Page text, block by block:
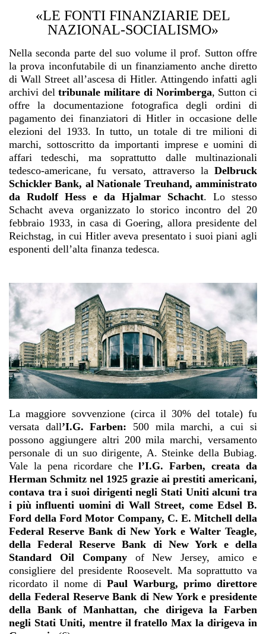
«LE FONTI FINANZIARIE DEL
NAZIONAL-SOCIALISMO»
Nella seconda parte del suo volume il prof. Sutton offre
la prova inconfutabile di un finanziamento anche diretto
di Wall Street all’ascesa di Hitler. Attingendo infatti agli
archivi del tribunale militare di Norimberga, Sutton ci
offre la documentazione fotografica degli ordini di
pagamento dei finanziatori di Hitler in occasione delle
elezioni del 1933. In tutto, un totale di tre milioni di
marchi, sottoscritto da importanti imprese e uomini di
affari tedeschi, ma soprattutto dalle multinazionali
tedesco-americane, fu versato, attraverso la Delbruck
Schickler Bank, al Nationale Treuhand, amministrato
da Rudolf Hess e da Hjalmar Schacht. Lo stesso
Schacht aveva organizzato lo storico incontro del 20
febbraio 1933, in casa di Goering, allora presidente del
Reichstag, in cui Hitler aveva presentato i suoi piani agli
esponenti dell’alta finanza tedesca.
La maggiore sovvenzione (circa il 30% del totale) fu
versata dall’I.G. Farben: 500 mila marchi, a cui si
possono aggiungere altri 200 mila marchi, versamento
personale di un suo dirigente, A. Steinke della Bubiag.
Vale la pena ricordare chel’I.G. Farben, creata da
Herman Schmitz nel 1925 grazie ai prestiti americani,
contava tra i suoi dirigenti negli Stati Uniti alcuni tra
i più influenti uomini di Wall Street, come Edsel B.
Ford della Ford Motor Company, C. E. Mitchell della
Federal Reserve Bank di New York e Walter Teagle,
della Federal Reserve Bank di New York e della
Standard Oil Companyof New Jersey, amico e
consigliere del presidente Roosevelt. Ma soprattutto va
ricordato il nome di Paul Warburg, primo direttore
della Federal Reserve Bank di New York e presidente
della Bank of Manhattan, che dirigeva la Farben
negli Stati Uniti, mentre il fratello Max la dirigeva in